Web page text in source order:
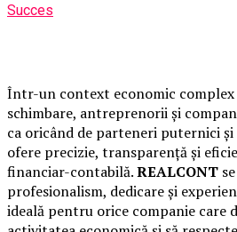
Succes
Într-un context economic
schimbare, antreprenorii și
ca oricând de parteneri puternici și
ofere precizie, transparență și
financiar-contabilă.REALCONT
profesionalism, dedicare și
ideală pentru orice companie care